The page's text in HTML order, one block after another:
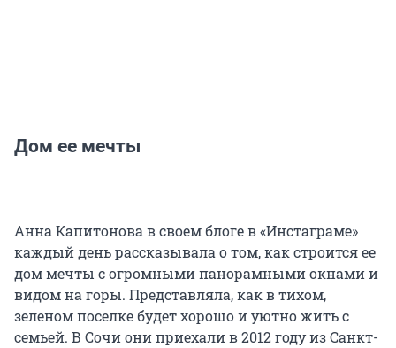
Дом ее мечты
Анна Капитонова в своем блоге в «Инстаграме»
каждый день рассказывала о том, как строится ее
дом мечты с огромными панорамными окнами и
видом на горы. Представляла, как в тихом,
зеленом поселке будет хорошо и уютно жить с
семьей. В Сочи они приехали в 2012 году из Санкт-